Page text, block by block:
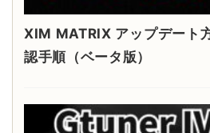
XIM MATRIX アップデート
認手順（ベータ版）